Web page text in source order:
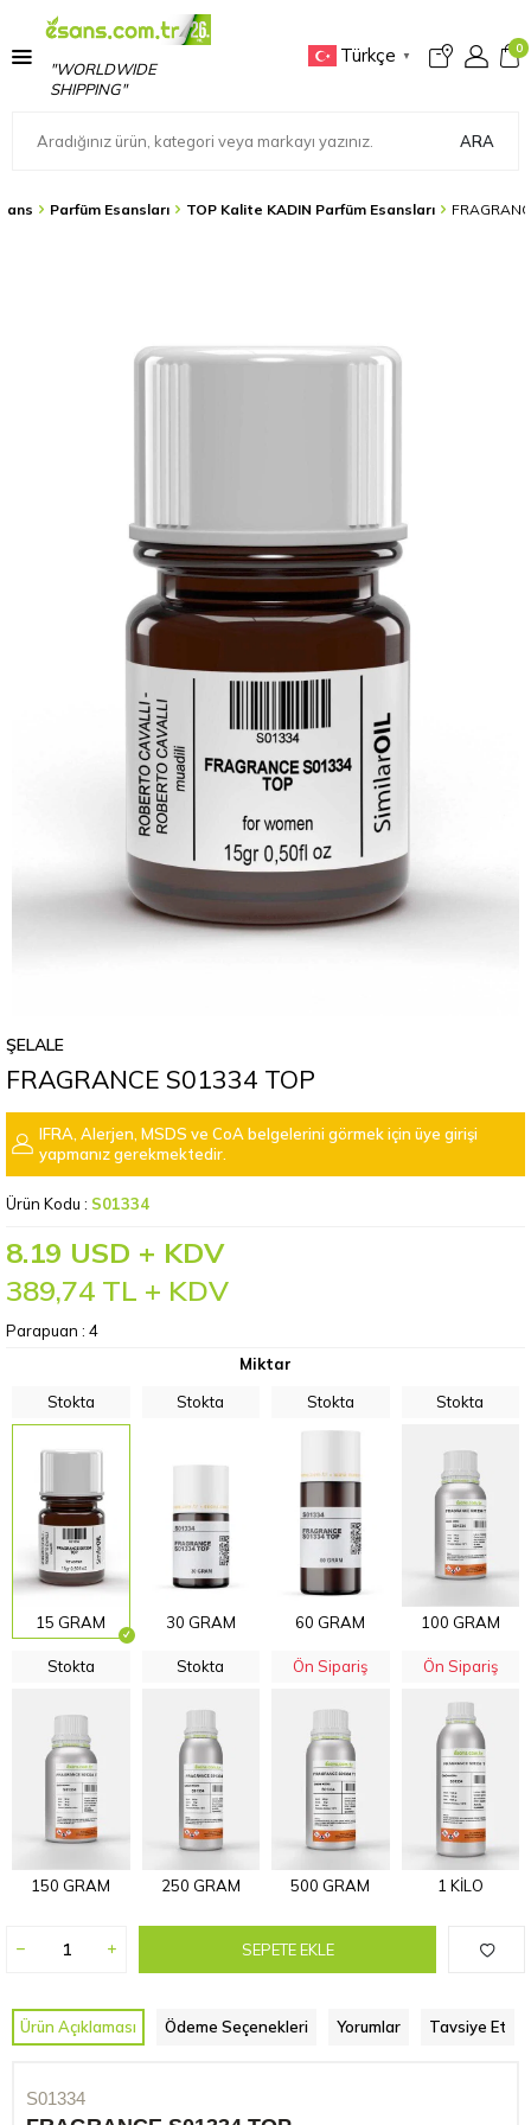
"WORLDWIDE
SHIPPING"
Türkçe ▼
0
ARA
Parfüm Esansları TOP Kalite KADIN Parfüm Esansları
ŞELALE
FRAGRANCE S01334 TOP
IFRA, Alerjen, MSDS ve CoA belgelerini görmek için üye girişi
yapmanız gerekmektedir.
Ürün Kodu : S01334
8.19 USD + KDV
389,74 TL + KDV
Parapuan : 4
Miktar
Stokta
15 GRAM
Stokta
30 GRAM
Stokta
60 GRAM
Stokta
100 GRAM
Stokta
150 GRAM
Stokta
250 GRAM
Ön Sipariş
500 GRAM
Ön Sipariş
1 KİLO
SEPETE EKLE
Ürün Açıklaması Ödeme Seçenekleri Yorumlar Tavsiye Et
S01334